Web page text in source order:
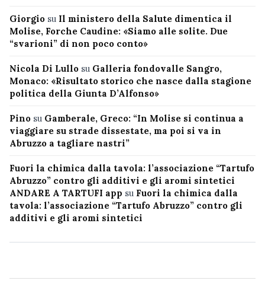
Giorgio su Il ministero della Salute dimentica il
Molise, Forche Caudine: «Siamo alle solite. Due
“svarioni” di non poco conto»
Nicola Di Lullo su Galleria fondovalle Sangro,
Monaco: «Risultato storico che nasce dalla stagione
politica della Giunta D’Alfonso»
Pino su Gamberale, Greco: “In Molise si continua a
viaggiare su strade dissestate, ma poi si va in
Abruzzo a tagliare nastri”
Fuori la chimica dalla tavola: l’associazione “Tartufo
Abruzzo” contro gli additivi e gli aromi sintetici
ANDARE A TARTUFI app su Fuori la chimica dalla
tavola: l’associazione “Tartufo Abruzzo” contro gli
additivi e gli aromi sintetici